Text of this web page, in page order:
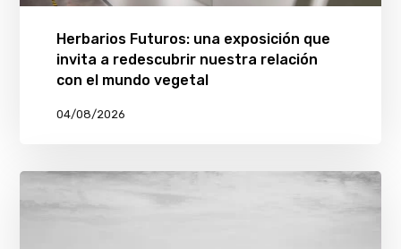
Herbarios Futuros: una exposición que
invita a redescubrir nuestra relación
con el mundo vegetal
04/08/2026